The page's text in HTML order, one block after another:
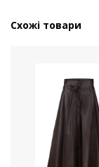
Схожі товари